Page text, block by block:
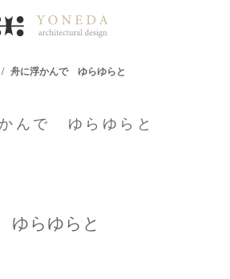
舟に浮かんで ゆらゆらと
んで ゆらゆらと
らゆらと